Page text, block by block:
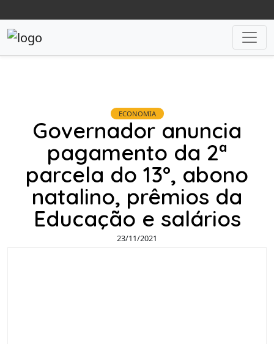
ECONOMIA
Governador anuncia
pagamento da 2ª
parcela do 13º, abono
natalino, prêmios da
Educação e salários
23/11/2021